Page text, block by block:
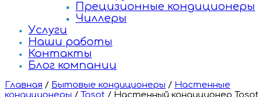
Прецизионные кондиционеры
Чиллеры
Услуги
Наши работы
Контакты
Блог компании
Главная / Бытовые кондиционеры / Настенные
кондиционеры / Tosot / Настенный кондиционер Tosot